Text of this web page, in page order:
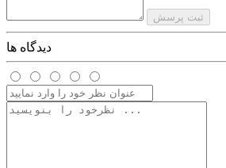
محافظت در برابر گرم شدن بیش از حد
✔️
امکان سرخ شدن بدون روغن
ثبت پرسش
دیدگاه ها